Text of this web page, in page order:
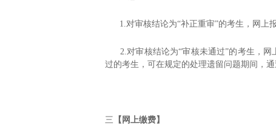
1.对审核结论为“补正重审”的考生，网上
2.对审核结论为“审核未通过”的考生，网
过的考生，可在规定的处理遗留问题期间，
三 【网上缴费】